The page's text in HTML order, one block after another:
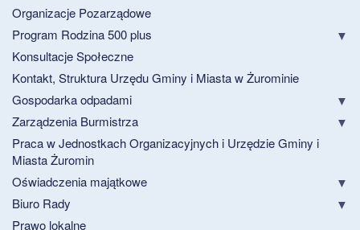
Organizacje Pozarządowe
Program Rodzina 500 plus
Konsultacje Społeczne
Kontakt, Struktura Urzędu Gminy i Miasta w Żurominie
Gospodarka odpadami
Zarządzenia Burmistrza
Praca w Jednostkach Organizacyjnych i Urzędzie Gminy i
Miasta Żuromin
Oświadczenia majątkowe
Biuro Rady
Prawo lokalne